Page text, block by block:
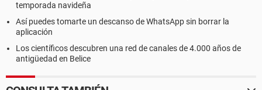
temporada navideña
Así puedes tomarte un descanso de WhatsApp sin borrar la
aplicación
Los científicos descubren una red de canales de 4.000 años de
antigüedad en Belice